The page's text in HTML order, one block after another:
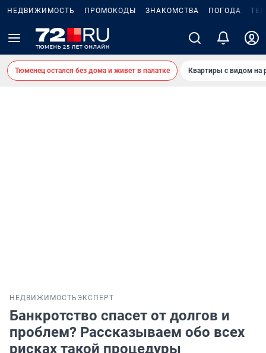
НЕДВИЖИМОСТЬ ПРОМОКОДЫ ЗНАКОМСТВА ПОГОДА
Тюменец остался без дома и живет в палатке Квартиры с видом на
НЕДВИЖИМОСТЬ ЭКСПЕРТ
Банкротство спасет от долгов и
проблем? Рассказываем обо всех
рисках такой процедуры